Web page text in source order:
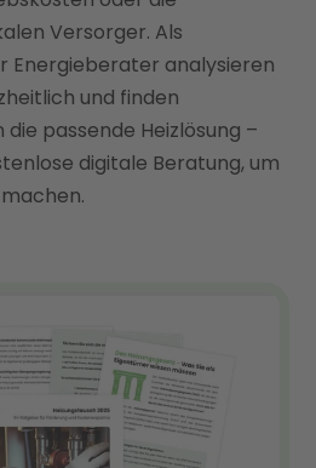
hat Licht und Schatten
Versorger. Als
Energieberater analysieren
und finden
passende Heizlösung –
digitale Beratung, um